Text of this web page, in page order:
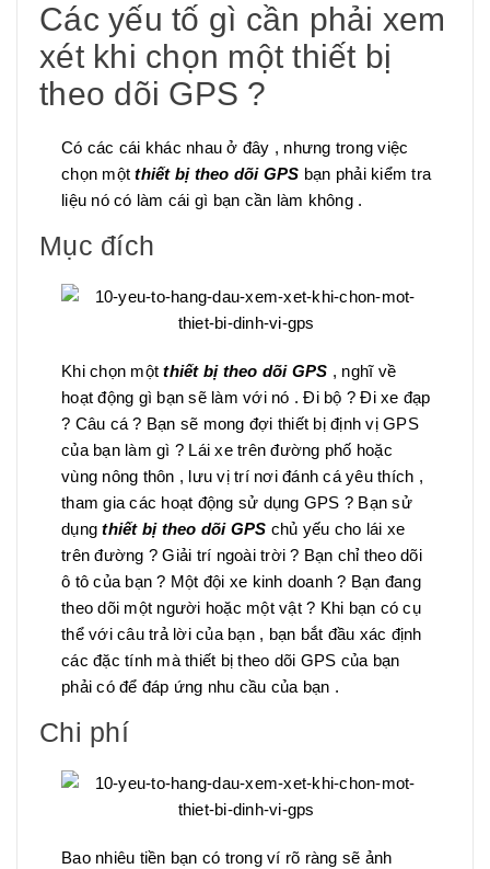
Các yếu tố gì cần phải xem
xét khi chọn một thiết bị
theo dõi GPS ?
Có các cái khác nhau ở đây , nhưng trong việc
chọn mộtthiết bị theo dõi GPS bạn phải kiểm tra
liệu nó có làm cái gì bạn cần làm không .
Mục đích
Khi chọn mộtthiết bị theo dõi GPS , nghĩ về
hoạt động gì bạn sẽ làm với nó . Đi bộ ? Đi xe đạp
? Câu cá ? Bạn sẽ mong đợi thiết bị định vị GPS
của bạn làm gì ? Lái xe trên đường phố hoặc
vùng nông thôn , lưu vị trí nơi đánh cá yêu thích ,
tham gia các hoạt động sử dụng GPS ? Bạn sử
dụngthiết bị theo dõi GPS chủ yếu cho lái xe
trên đường ? Giải trí ngoài trời ? Bạn chỉ theo dõi
ô tô của bạn ? Một đội xe kinh doanh ? Bạn đang
theo dõi một người hoặc một vật ? Khi bạn có cụ
thể với câu trả lời của bạn , bạn bắt đầu xác định
các đặc tính mà thiết bị theo dõi GPS của bạn
phải có để đáp ứng nhu cầu của bạn .
Chi phí
Bao nhiêu tiền bạn có trong ví rõ ràng sẽ ảnh